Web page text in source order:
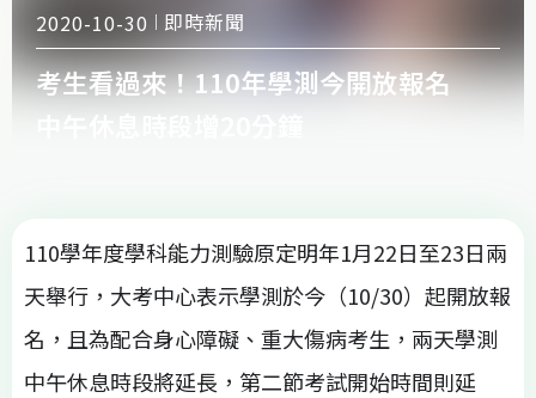
2020-10-30 即時新聞
考生看過來！110年學測今開放報名
中午休息時段增20分鐘
110學年度學科能力測驗原定明年1月22日至23日兩
天舉行，大考中心表示學測於今（10/30）起開放報
名，且為配合身心障礙、重大傷病考生，兩天學測
中午休息時段將延長，第二節考試開始時間則延